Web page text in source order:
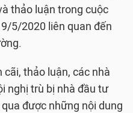
thảo luận trong cuộc
5/2020 liên quan đến
thảo luận, các nhà
nghị trù bị nhà đầu tư
được những nội dung